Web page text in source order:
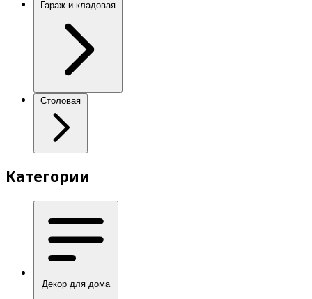
Гараж и кладовая
Столовая
Категории
Декор для дома